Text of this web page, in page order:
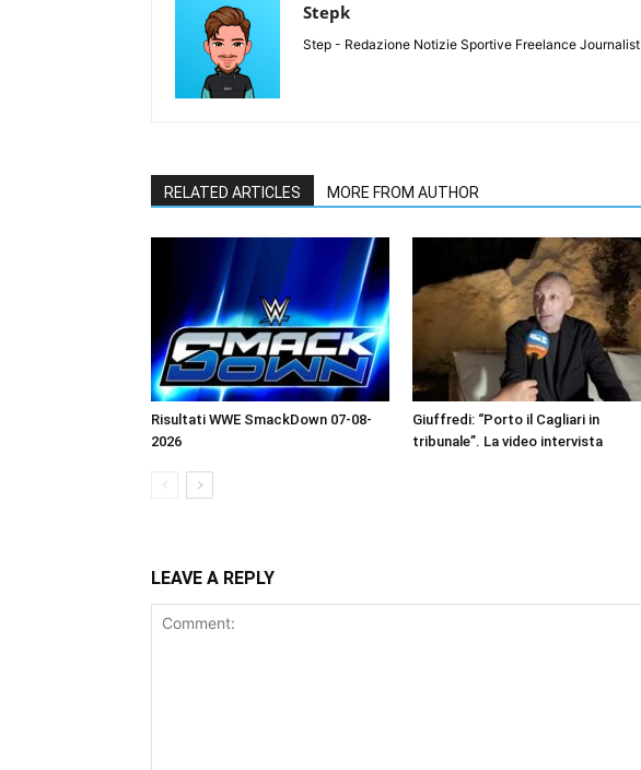
Stepk
Step - Redazione Notizie Sportive Freelance Journalist
RELATED ARTICLES MORE FROM AUTHOR
Risultati WWE SmackDown 07-08-
2026
Giuffredi: “Porto il Cagliari in
tribunale”. La video intervista
LEAVE A REPLY